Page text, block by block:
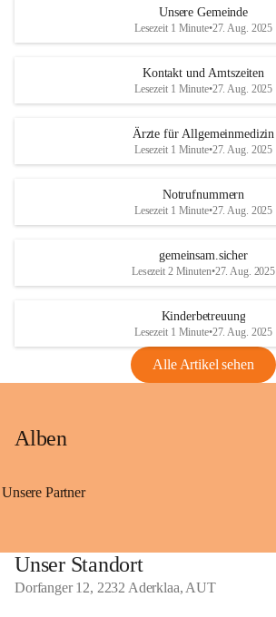
Unsere Gemeinde
Lesezeit 1 Minute•27. Aug. 2025
Kontakt und Amtszeiten
Lesezeit 1 Minute•27. Aug. 2025
Ärzte für Allgemeinmedizin
Lesezeit 1 Minute•27. Aug. 2025
Notrufnummern
Lesezeit 1 Minute•27. Aug. 2025
gemeinsam.sicher
Lesezeit 2 Minuten•27. Aug. 2025
Kinderbetreuung
Lesezeit 1 Minute•27. Aug. 2025
Alle Artikel sehen
Alben
Unsere Partner
Unser Standort
Dorfanger 12, 2232 Aderklaa, AUT